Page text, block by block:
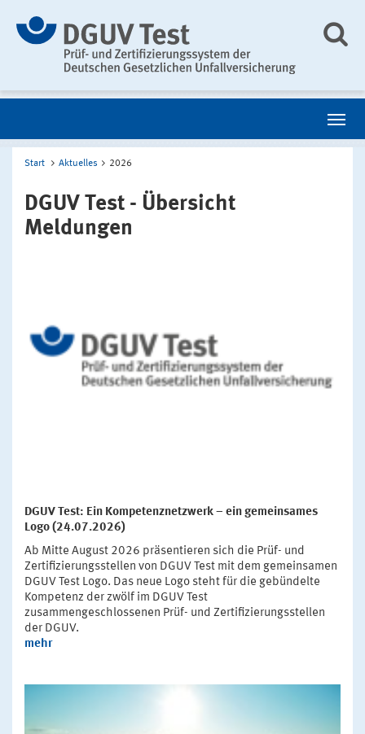
Start Aktuelles 2026
DGUV Test - Übersicht
Meldungen
DGUV Test: Ein Kompetenznetzwerk – ein gemeinsames
Logo (24.07.2026)
Ab Mitte August 2026 präsentieren sich die Prüf- und
Zertifizierungsstellen von DGUV Test mit dem gemeinsamen
DGUV Test Logo. Das neue Logo steht für die gebündelte
Kompetenz der zwölf im DGUV Test
zusammengeschlossenen Prüf- und Zertifizierungsstellen
der DGUV.
mehr